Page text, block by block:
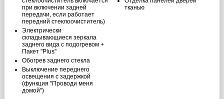
при включении задней
передачи, если работает
передний стеклоочиститель)
Электрически
складывающиеся зеркала
заднего вида с подогревом +
Пакет ''Plus''
Обогрев заднего стекла
Выключение переднего
освещения с задержкой
(функция "Проводи меня
домой")
тканью